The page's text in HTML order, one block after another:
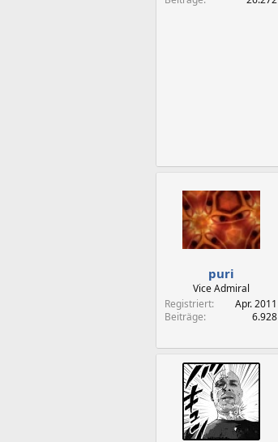
puri
Vice Admiral
Registriert
Apr. 2011
Beiträge
6.928